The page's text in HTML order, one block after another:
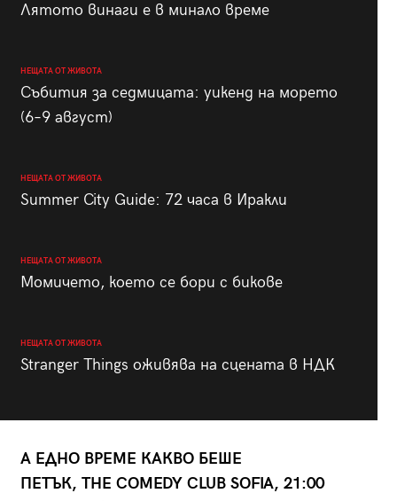
Лятото винаги е в минало време
НЕЩАТА ОТ ЖИВОТА
Събития за седмицата: уикенд на морето
(6–9 август)
НЕЩАТА ОТ ЖИВОТА
Summer City Guide: 72 часа в Иракли
НЕЩАТА ОТ ЖИВОТА
Момичето, което се бори с бикове
НЕЩАТА ОТ ЖИВОТА
Stranger Things оживява на сцената в НДК
А ЕДНО ВРЕМЕ КАКВО БЕШЕ
ПЕТЪК, THE COMEDY CLUB SOFIA, 21:00